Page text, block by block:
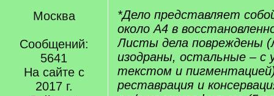
Москва
Сообщений:
5641
На сайте с
2017 г.
*Дело представляет
около А4 в
Листы дела повреждены
изодраны, остальные – с
текстом и
реставрация и